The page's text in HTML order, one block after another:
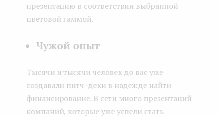
презентацию в соответствии выбранной
цветовой гаммой.
Чужой опыт
Тысячи и тысячи человек до вас уже
создавали питч-деки в надежде найти
финансирование. В сети много презентаций
компаний, которые уже успели стать